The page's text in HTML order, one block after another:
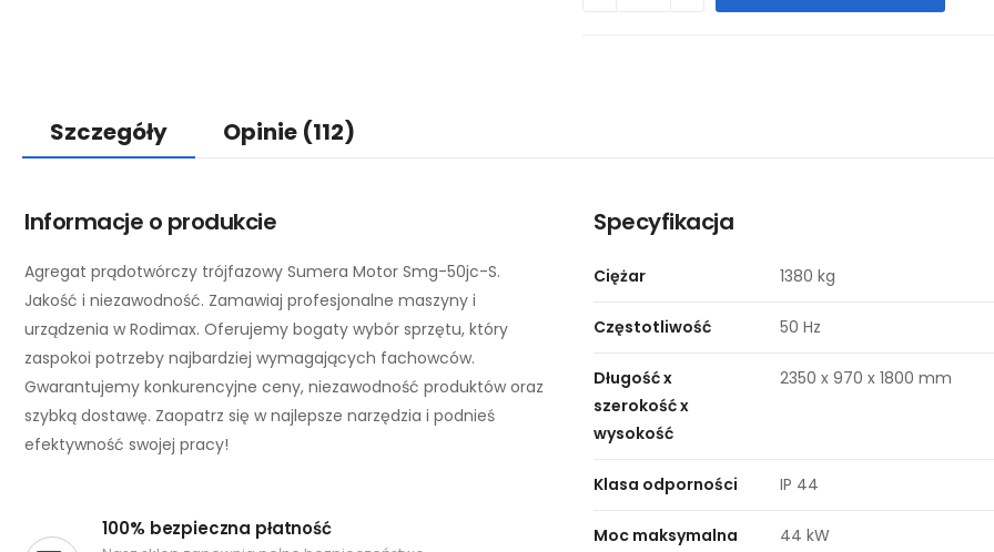
Szczegóły Opinie (112)
Informacje o produkcie
Agregat prądotwórczy trójfazowy Sumera Motor Smg-50jc-S.
Jakość i niezawodność. Zamawiaj profesjonalne maszyny i
urządzenia w Rodimax. Oferujemy bogaty wybór sprzętu, który
zaspokoi potrzeby najbardziej wymagających fachowców.
Gwarantujemy konkurencyjne ceny, niezawodność produktów oraz
szybką dostawę. Zaopatrz się w najlepsze narzędzia i podnieś
efektywność swojej pracy!
100% bezpieczna płatność
Specyfikacja
Ciężar 1380 kg
Częstotliwość 50 Hz
Długość x
szerokość x
wysokość
2350 x 970 x 1800 mm
Klasa odporności IP 44
Moc maksymalna
44 kW